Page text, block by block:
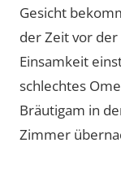
Gesicht
der Zeit vor
Einsamkeit
schlechtes
Bräutigam in
Zimmer